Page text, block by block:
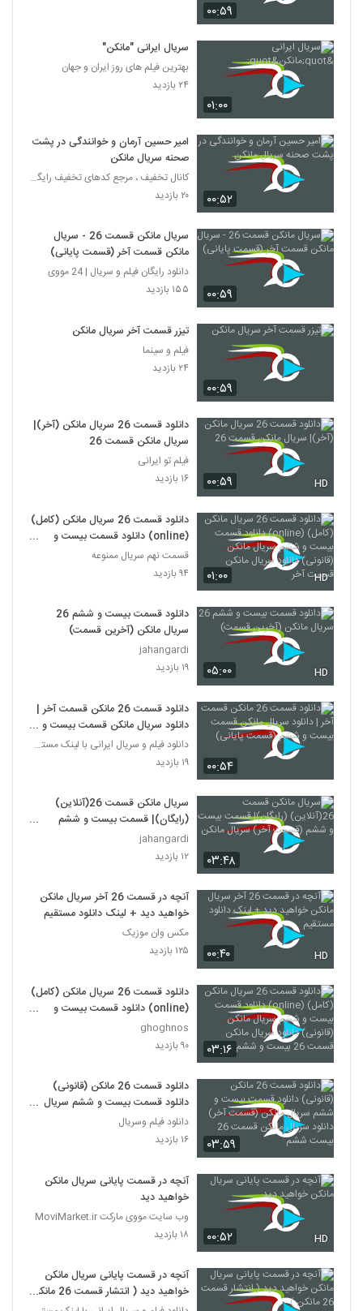
۰۰:۵۹
۰۱:۰۰
سریال ایرانی "مانکن"
بهترین فیلم های روز ایران و جهان
۲۴ بازدید
۰۰:۵۲
امیر حسین آرمان و خوانندگی در پشت
صحنه سریال مانکن
کانال تخفیف ، مرجع کدهای تخفیف رایگان
۲۰ بازدید
۰۰:۵۹
سریال مانکن قسمت 26 - سریال
مانکن قسمت آخر (قسمت پایانی)
دانلود رایگان فیلم و سریال | 24 مووی
۱۵۵ بازدید
۰۰:۵۹
تیزر قسمت آخر سریال مانکن
فیلم و سینما
۲۴ بازدید
۰۰:۵۹ HD
دانلود قسمت 26 سریال مانکن (آخر)|
سریال مانکن قسمت 26
فیلم تو ایرانی
۱۶ بازدید
۰۱:۰۰ HD
دانلود قسمت 26 سریال مانکن (کامل)
(online) دانلود قسمت بیست و
ششم سریال مانکن (قانونی) دانلود
سریال مانکن قسمت آخر
قسمت نهم سریال ممنوعه
۹۴ بازدید
۰۵:۰۰ HD
دانلود قسمت بیست و ششم 26
سریال مانکن (آخرین قسمت)
jahangardi
۱۹ بازدید
۰۰:۵۴
دانلود قسمت 26 مانکن قسمت آخر |
دانلود سریال مانکن قسمت بیست و
ششم (قسمت پایانی)
دانلود فیلم و سریال ایرانی با لینک مستقیم
۱۹ بازدید
۰۳:۴۸
سریال مانکن قسمت 26(آنلاین)
(رایگان)| قسمت بیست و ششم
(قسمت آخر) سریال مانکن
jahangardi
۱۲ بازدید
۰۰:۴۰ HD
آنچه در قسمت 26 آخر سریال مانکن
خواهید دید + لینک دانلود مستقیم
مکس وان موزیک
۱۲۵ بازدید
۰۳:۱۶
دانلود قسمت 26 سریال مانکن (کامل)
(online) دانلود قسمت بیست و
ششم سریال مانکن (قانونی) دانلود
ششم
ghoghnos
۹۰ بازدید
۰۳:۵۹
دانلود قسمت 26 مانکن (قانونی)
دانلود قسمت بیست و ششم سریال
مانکن (قسمت آخر) دانلود سریال
مانکن قسمت 26 بیست ششم
دانلود فیلم وسریال
۱۶ بازدید
۰۰:۵۲ HD
آنچه در قسمت پایانی سریال مانکن
خواهید دید
وب سایت مووی مارکت MoviMarket.ir
۱۸ بازدید
آنچه در قسمت پایانی سریال مانکن
خواهید دید ( انتشار قسمت 26 مانکن